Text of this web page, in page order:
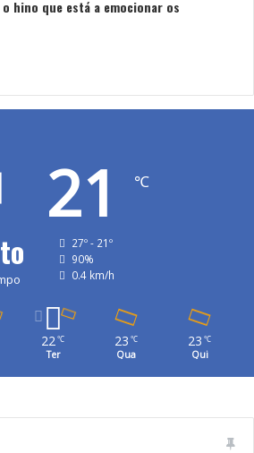
o hino que está a emocionar os
21 ℃
27º - 21º
90%
0.4 km/h
22℃
Ter
23 ℃
Qua
23 ℃
Qui